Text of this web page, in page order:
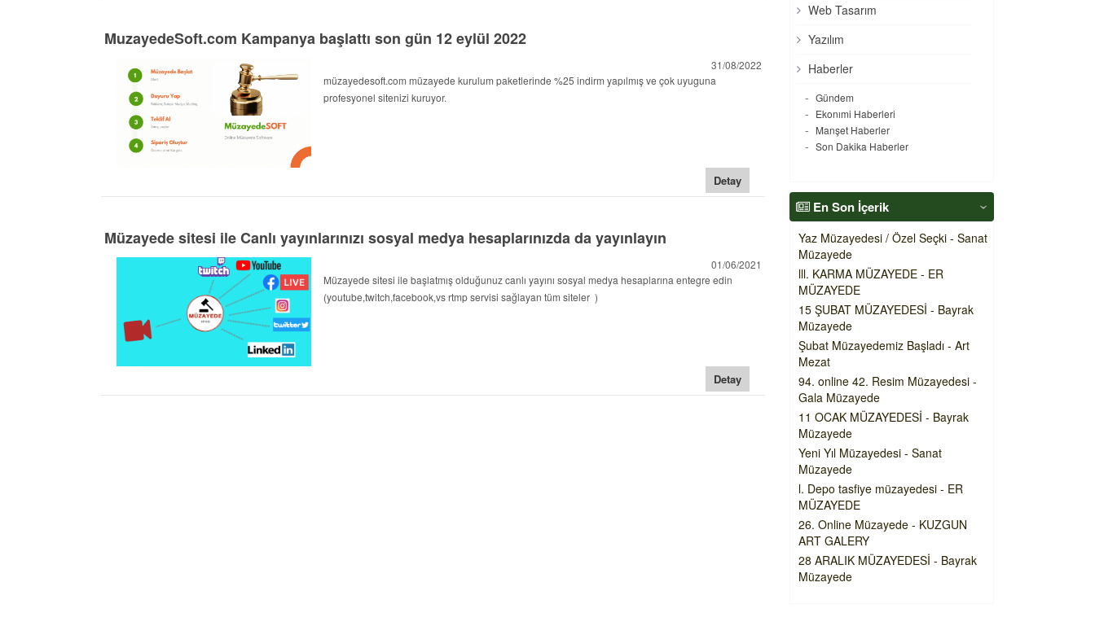
MuzayedeSoft.com Kampanya başlattı son gün 12 eylül 2022
31/08/2022
müzayedesoft.com müzayede kurulum paketlerinde %25 indirm yapılmış ve çok uyuguna
profesyonel sitenizi kuruyor.
Detay
Müzayede sitesi ile Canlı yayınlarınızı sosyal medya hesaplarınızda da yayınlayın
01/06/2021
Müzayede sitesi ile başlatmış olduğunuz canlı yayını sosyal medya hesaplarına entegre edin
(youtube,twitch,facebook,vs rtmp servisi sağlayan tüm siteler )
Detay
Web Tasarım
Yazılım
Haberler
Gündem
Ekonımi Haberleri
Manşet Haberler
Son Dakika Haberler
En Son İçerik ‹
Yaz Müzayedesi / Özel Seçki - Sanat
Müzayede
lll. KARMA MÜZAYEDE - ER
MÜZAYEDE
15 ŞUBAT MÜZAYEDESİ - Bayrak
Müzayede
Şubat Müzayedemiz Başladı - Art
Mezat
94. online 42. Resim Müzayedesi -
Gala Müzayede
11 OCAK MÜZAYEDESİ - Bayrak
Müzayede
Yeni Yıl Müzayedesi - Sanat
Müzayede
l. Depo tasfiye müzayedesi - ER
MÜZAYEDE
26. Online Müzayede - KUZGUN
ART GALERY
28 ARALIK MÜZAYEDESİ - Bayrak
Müzayede